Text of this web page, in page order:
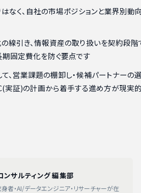
なく、自社の市場ポジションと業界別動
線引き、情報資産の取り扱いを契約段
期固定費化を防ぐ要点です
て、営業課題の棚卸し・候補パートナーの
実証)の計画から着手する進め方が現実
ンサルティング 編集部
者・AI/データエンジニア・リサーチャーが在